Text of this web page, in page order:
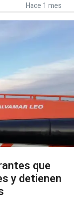
Hace 1 mes
que
y detienen